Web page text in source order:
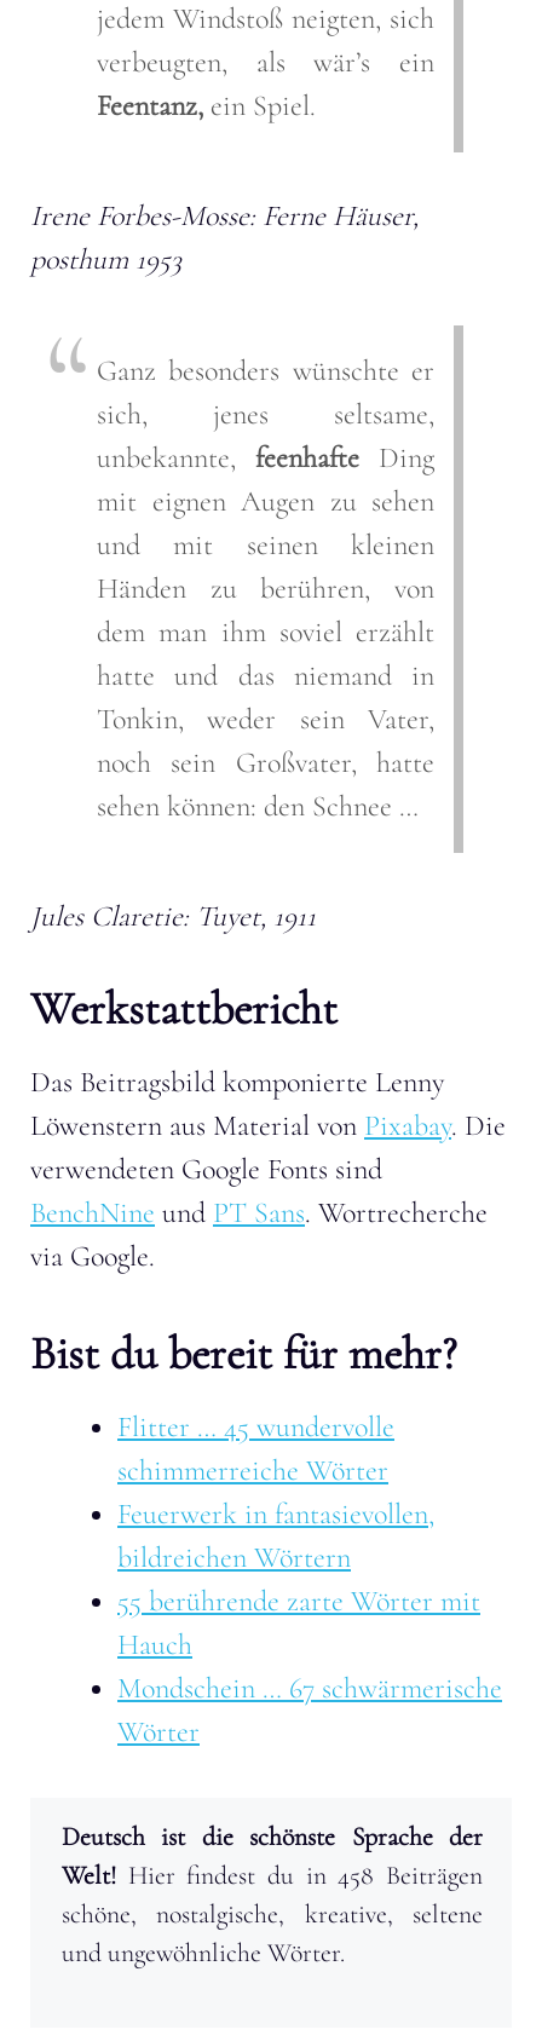
jedem Windstoß neigten, sich
verbeugten, als wär’s ein
Feentanz, ein Spiel.
Irene Forbes-Mosse: Ferne Häuser,
posthum 1953
Ganz besonders wünschte er
sich, jenes seltsame,
unbekannte, feenhafte Ding
mit eignen Augen zu sehen
und mit seinen kleinen
Händen zu berühren, von
dem man ihm soviel erzählt
hatte und das niemand in
Tonkin, weder sein Vater,
noch sein Großvater, hatte
sehen können: den Schnee …
Jules Claretie: Tuyet, 1911
Werkstattbericht
Das Beitragsbild komponierte Lenny
Löwenstern aus Material von Pixabay. Die
verwendeten Google Fonts sind
BenchNine und PT Sans. Wortrecherche
via Google.
Bist du bereit für mehr?
Flitter … 45 wundervolle
schimmerreiche Wörter
Feuerwerk in fantasievollen,
bildreichen Wörtern
55 berührende zarte Wörter mit
Hauch
Mondschein … 67 schwärmerische
Wörter
Deutsch ist die schönste Sprache der
Welt! Hier findest du in 458 Beiträgen
schöne, nostalgische, kreative, seltene
und ungewöhnliche Wörter.